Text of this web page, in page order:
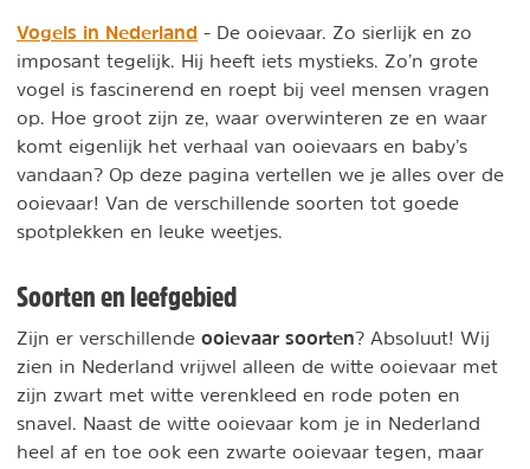
Vogels in Nederland - De ooievaar. Zo sierlijk en zo
imposant tegelijk. Hij heeft iets mystieks. Zo’n grote
vogel is fascinerend en roept bij veel mensen vragen
op. Hoe groot zijn ze, waar overwinteren ze en waar
komt eigenlijk het verhaal van ooievaars en baby’s
vandaan? Op deze pagina vertellen we je alles over de
ooievaar! Van de verschillende soorten tot goede
spotplekken en leuke weetjes.
Soorten en leefgebied
Zijn er verschillende ooievaar soorten? Absoluut! Wij
zien in Nederland vrijwel alleen de witte ooievaar met
zijn zwart met witte verenkleed en rode poten en
snavel. Naast de witte ooievaar kom je in Nederland
heel af en toe ook een zwarte ooievaar tegen, maar